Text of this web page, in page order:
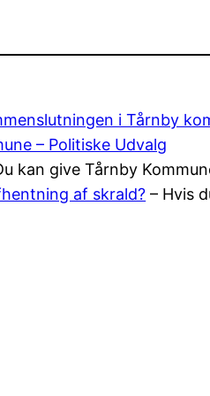
i Tårnby
– Politiske Udvalg
kan give Tårnby
af skrald? – Hvis